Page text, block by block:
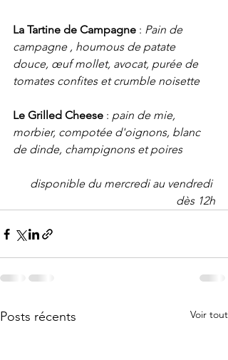
La Tartine de Campagne : Pain de
campagne , houmous de patate
douce, œuf mollet, avocat, purée de
tomates confites et crumble noisette
Le Grilled Cheese : pain de mie,
morbier, compotée d'oignons, blanc
de dinde, champignons et poires
disponible du mercredi au vendredi
dès 12h
Posts récents Voir tout